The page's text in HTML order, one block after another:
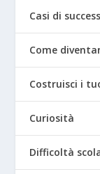
Casi di
Come
Costruisci i
Curiosità
Difficoltà